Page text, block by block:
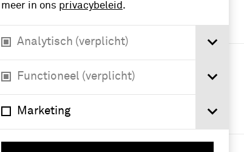
meer in ons privacybeleid.
Analytisch (verplicht)
Functioneel (verplicht)
Marketing
VERFIJN RESULTAAT
materiaal (3)